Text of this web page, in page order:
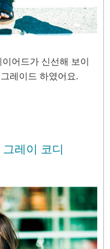
어드가 신선해 보이
레이드 하였어요.
레이 코디